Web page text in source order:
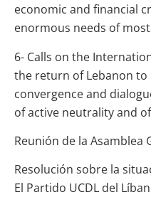
economic and financial
enormous needs of
6- Calls on the
the return of Lebanon to
convergence and
of active neutrality and
Reunión de la Asamblea
Resolución sobre la
El Partido UCDL del